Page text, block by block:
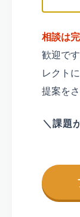
相談は
歓迎で
レクト
提案を
＼課題